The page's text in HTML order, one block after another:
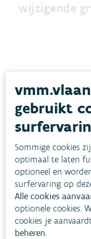
wijzigende
Toestand,
NEERSLAG EN
Lees meer
gebruikt
Sommige cookies
optimaal te laten
optioneel en
surfervaring op
Alle cookies
optionele cookies.
cookies je
beheren.